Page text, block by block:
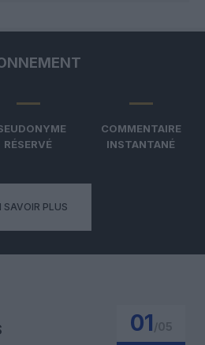
RÉSERVÉ
COMMENTAIRE
INSTANTANÉ
SAVOIR PLUS
01